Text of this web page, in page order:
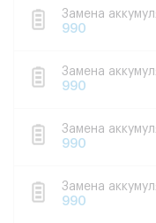
Замена
990
Замена
990
Замена
990
Замена
990